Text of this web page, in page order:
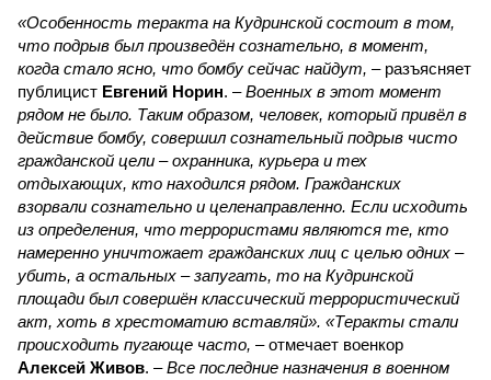
«Особенность теракта на Кудринской состоит в том,
что подрыв был произведён сознательно, в момент,
когда стало ясно, что бомбу сейчас найдут, – разъясняет
публицист Евгений Норин. –Военных в этот момент
рядом не было. Таким образом, человек, который привёл в
действие бомбу, совершил сознательный подрыв чисто
гражданской цели – охранника, курьера и тех
отдыхающих, кто находился рядом. Гражданских
взорвали сознательно и целенаправленно. Если исходить
из определения, что террористами являются те, кто
намеренно уничтожает гражданских лиц с целью одних –
убить, а остальных – запугать, то на Кудринской
площади был совершён классический террористический
акт, хоть в хрестоматию вставляй». «Теракты стали
происходить пугающе часто, – отмечает военкор
Алексей Живов. –Все последние назначения в военном